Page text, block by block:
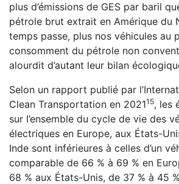
plus d’émissions de GES par baril
pétrole brut extrait en Amérique du
temps passe, plus nos véhicules au
consomment du pétrole non
alourdit d’autant leur bilan
Selon un rapport publié par
Clean Transportation en 2021⁠15, les
sur l’ensemble du cycle de vie des
électriques en Europe, aux États-
Inde sont inférieures à celles d’un
comparable de 66 % à 69 % en
68 % aux États-Unis, de 37 % à 45